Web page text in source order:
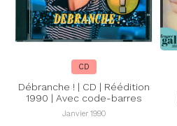
CD
Débranche ! | CD | Réédition
1990 | Avec code-barres
Janvier 1990